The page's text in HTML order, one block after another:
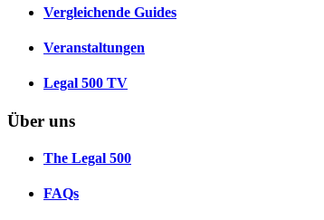
Vergleichende Guides
Veranstaltungen
Legal 500 TV
Über uns
The Legal 500
FAQs